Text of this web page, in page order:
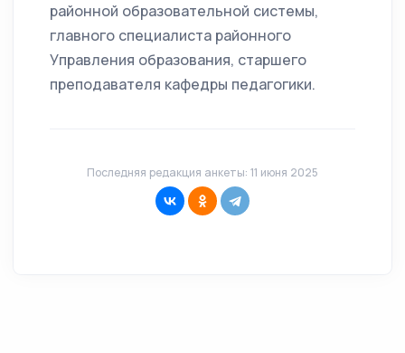
районной образовательной системы,
главного специалиста районного
Управления образования, старшего
преподавателя кафедры педагогики.
Последняя редакция анкеты: 11 июня 2025